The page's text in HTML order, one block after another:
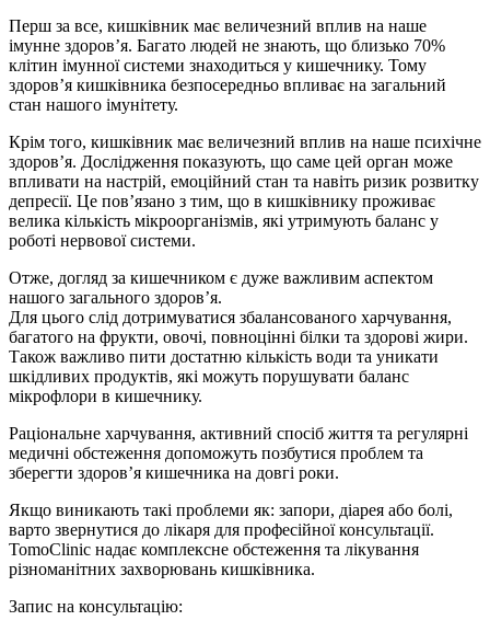
Перш за все, кишківник має величезний вплив на наше
імунне здоров’я. Багато людей не знають, що близько 70%
клітин імунної системи знаходиться у кишечнику. Тому
здоров’я кишківника безпосередньо впливає на загальний
стан нашого імунітету.
Крім того, кишківник має величезний вплив на наше психічне
здоров’я. Дослідження показують, що саме цей орган може
впливати на настрій, емоційний стан та навіть ризик розвитку
депресії. Це пов’язано з тим, що в кишківнику проживає
велика кількість мікроорганізмів, які утримують баланс у
роботі нервової системи.
Отже, догляд за кишечником є дуже важливим аспектом
нашого загального здоров’я.
Для цього слід дотримуватися збалансованого харчування,
багатого на фрукти, овочі, повноцінні білки та здорові жири.
Також важливо пити достатню кількість води та уникати
шкідливих продуктів, які можуть порушувати баланс
мікрофлори в кишечнику.
Раціональне харчування, активний спосіб життя та регулярні
медичні обстеження допоможуть позбутися проблем та
зберегти здоров’я кишечника на довгі роки.
Якщо виникають такі проблеми як: запори, діарея або болі,
варто звернутися до лікаря для професійної консультації.
TomoClinic надає комплексне обстеження та лікування
різноманітних захворювань кишківника.
Запис на консультацію: